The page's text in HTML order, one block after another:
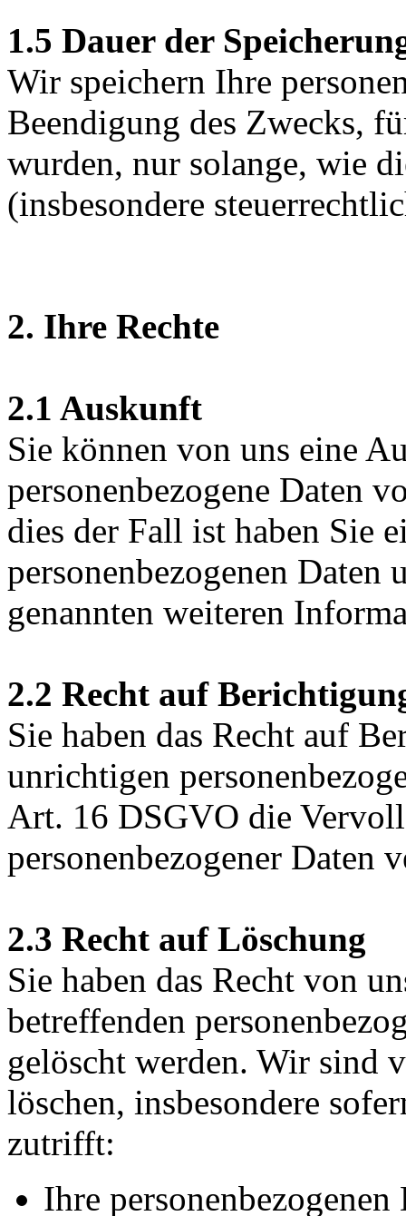
1.5 Dauer der
Wir speichern Ihre
Beendigung des Zwecks,
wurden, nur solange, wie
(insbesondere
2. Ihre Rechte
2.1 Auskunft
Sie können von uns eine
personenbezogene Daten
dies der Fall ist haben Sie
personenbezogenen
genannten weiteren
2.2 Recht auf
Sie haben das Recht auf
unrichtigen
Art. 16 DSGVO die
personenbezogener Daten
2.3 Recht auf Löschung
Sie haben das Recht von
betreffenden
gelöscht werden. Wir sind
löschen, insbesondere
zutrifft:
Ihre